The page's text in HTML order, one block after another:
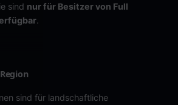
sind nur für Besitzer von Full
.
sind für landschaftliche